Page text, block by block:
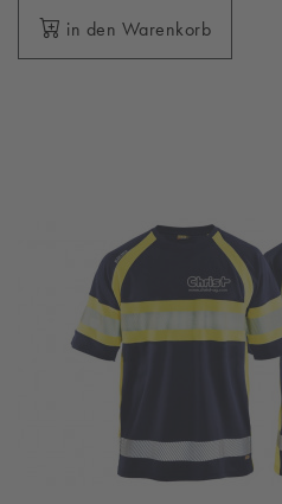
in den Warenkorb